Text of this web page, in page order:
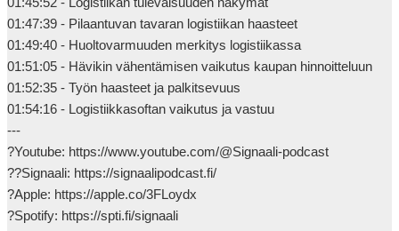
01:47:39 - Pilaantuvan tavaran logistiikan haasteet
01:49:40 - Huoltovarmuuden merkitys logistiikassa
01:51:05 - Hävikin vähentämisen vaikutus kaupan hinnoitteluun
01:52:35 - Työn haasteet ja palkitsevuus
01:54:16 - Logistiikkasoftan vaikutus ja vastuu
---
?Youtube: https://www.youtube.com/@Signaali-podcast
??Signaali: https://signaalipodcast.fi/
?Apple: https://apple.co/3FLoydx
?Spotify: https://spti.fi/signaali